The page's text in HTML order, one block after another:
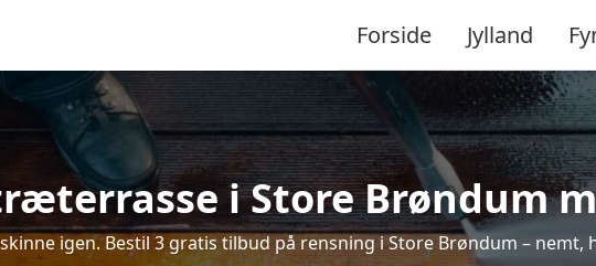
Forside Jylland
i Store Brøndum
igen. Bestil 3 gratis tilbud på rensning i Store Brøndum –